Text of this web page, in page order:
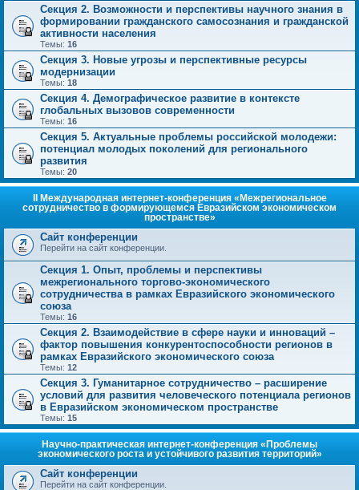
Секция 2. Возможности и перспективы научного знания в
формировании гражданского самосознания и гражданской
активности населения
Темы: 16
Секция 3. Новые угрозы и перспективные ресурсы
модернизации
Темы: 18
Секция 4. Демографическое развитие в контексте
глобальных вызовов современности
Темы: 16
Секция 5. Актуальные проблемы российской молодежи:
потенциал молодых поколений для регионального
развития
Темы: 20
II Международная интернет-конференция «Межрегиональное
сотрудничество в формирующемся Евразийском экономическом
пространстве»
Сайт конференции
Перейти на сайт конференции.
Секция 1. Опыт, проблемы и перспективы
межрегионального торгово-экономического
сотрудничества в рамках Евразийского экономического
союза
Темы: 16
Секция 2. Взаимодействие в сфере науки и инноваций –
фактор повышения конкурентоспособности регионов в
рамках Евразийского экономического союза
Темы: 12
Секция 3. Гуманитарное сотрудничество – расширение
условий для развития человеческого потенциала регионов
в Евразийском экономическом пространстве
Темы: 15
Научно-практическая интернет-конференция «Проблемы
экономического роста и устойчивого развития территорий»
Сайт конференции
Перейти на сайт конференции.